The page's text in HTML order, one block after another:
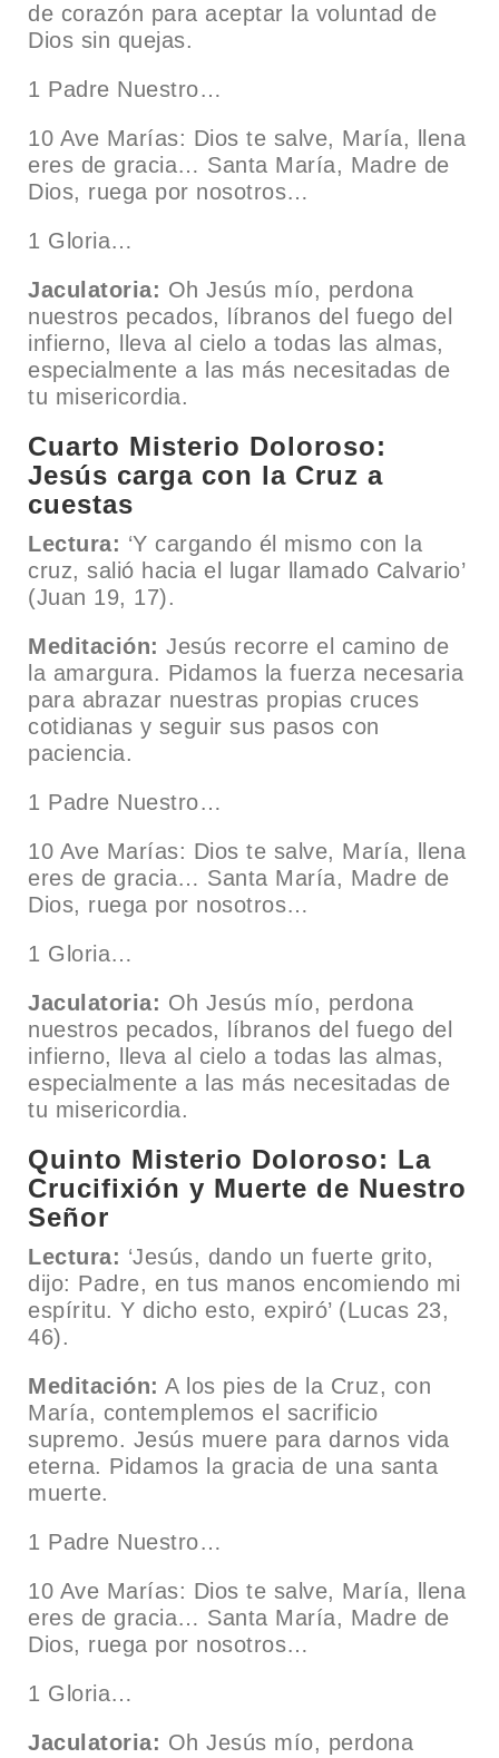
de corazón para aceptar la voluntad de
Dios sin quejas.
1 Padre Nuestro…
10 Ave Marías: Dios te salve, María, llena
eres de gracia… Santa María, Madre de
Dios, ruega por nosotros…
1 Gloria…
Jaculatoria: Oh Jesús mío, perdona
nuestros pecados, líbranos del fuego del
infierno, lleva al cielo a todas las almas,
especialmente a las más necesitadas de
tu misericordia.
Cuarto Misterio Doloroso:
Jesús carga con la Cruz a
cuestas
Lectura: ‘Y cargando él mismo con la
cruz, salió hacia el lugar llamado Calvario’
(Juan 19, 17).
Meditación: Jesús recorre el camino de
la amargura. Pidamos la fuerza necesaria
para abrazar nuestras propias cruces
cotidianas y seguir sus pasos con
paciencia.
1 Padre Nuestro…
10 Ave Marías: Dios te salve, María, llena
eres de gracia… Santa María, Madre de
Dios, ruega por nosotros…
1 Gloria…
Jaculatoria: Oh Jesús mío, perdona
nuestros pecados, líbranos del fuego del
infierno, lleva al cielo a todas las almas,
especialmente a las más necesitadas de
tu misericordia.
Quinto Misterio Doloroso: La
Crucifixión y Muerte de Nuestro
Señor
Lectura: ‘Jesús, dando un fuerte grito,
dijo: Padre, en tus manos encomiendo mi
espíritu. Y dicho esto, expiró’ (Lucas 23,
46).
Meditación: A los pies de la Cruz, con
María, contemplemos el sacrificio
supremo. Jesús muere para darnos vida
eterna. Pidamos la gracia de una santa
muerte.
1 Padre Nuestro…
10 Ave Marías: Dios te salve, María, llena
eres de gracia… Santa María, Madre de
Dios, ruega por nosotros…
1 Gloria…
Jaculatoria: Oh Jesús mío, perdona